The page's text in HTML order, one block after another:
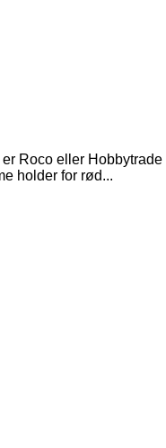
eller
holder for rød...